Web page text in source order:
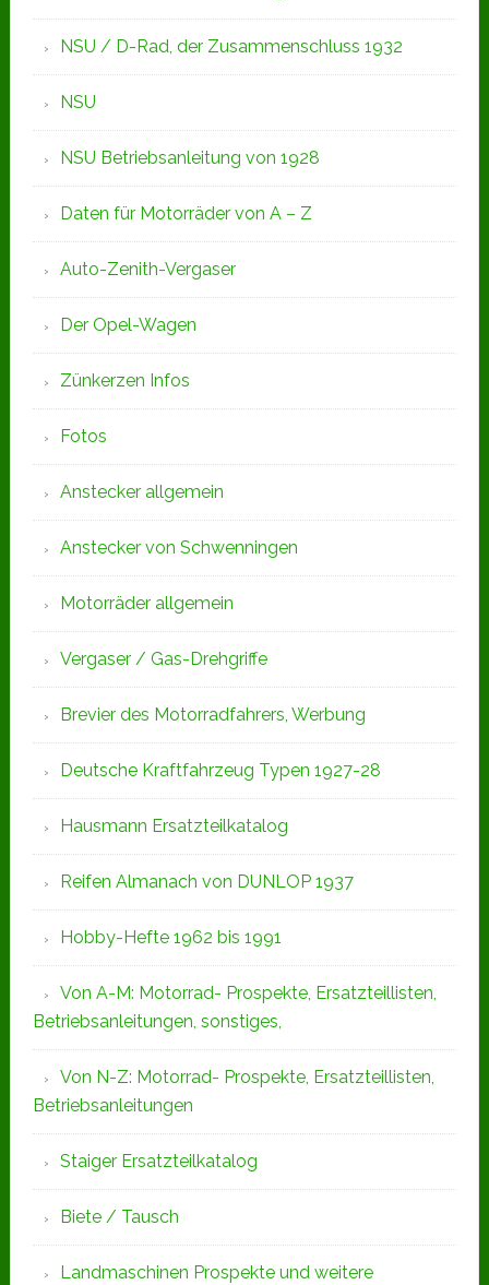
NSU / D-Rad, der Zusammenschluss 1932
NSU
NSU Betriebsanleitung von 1928
Daten für Motorräder von A – Z
Auto-Zenith-Vergaser
Der Opel-Wagen
Zünkerzen Infos
Fotos
Anstecker allgemein
Anstecker von Schwenningen
Motorräder allgemein
Vergaser / Gas-Drehgriffe
Brevier des Motorradfahrers, Werbung
Deutsche Kraftfahrzeug Typen 1927-28
Hausmann Ersatzteilkatalog
Reifen Almanach von DUNLOP 1937
Hobby-Hefte 1962 bis 1991
Von A-M: Motorrad- Prospekte, Ersatzteillisten,
Betriebsanleitungen, sonstiges,
Von N-Z: Motorrad- Prospekte, Ersatzteillisten,
Betriebsanleitungen
Staiger Ersatzteilkatalog
Biete / Tausch
Landmaschinen Prospekte und weitere